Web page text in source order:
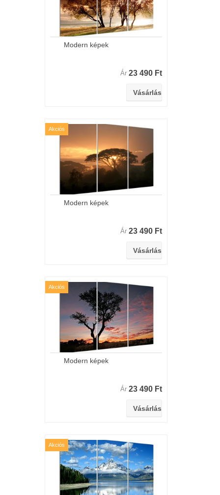
Modern képek
Ár 23 490 Ft
Modern képek
Ár 23 490 Ft
Akciós
Modern képek
Ár 23 490 Ft
Akciós
Akciós